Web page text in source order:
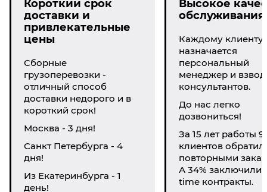
Короткий срок
доставки и
привлекательные
цены
Сборные
грузоперевозки -
отличный способ
доставки недорого и в
короткий срок!
Москва - 3 дня!
Санкт Петербурга - 4
дня!
Из Екатеринбурга - 1
день!
Высокое
обслуживания
Каждому клиенту
назначается
персональный
менеджер и взвод
консультантов.
До нас легко
дозвониться!
За 15 лет работы
клиентов
повторными
А 34% заключили
time контракты.